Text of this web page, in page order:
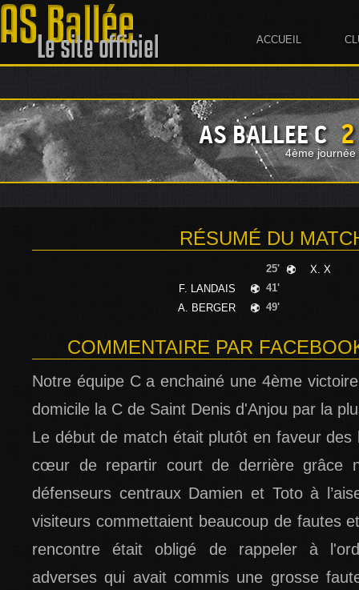
ACCUEIL
AS BALLEE C 2
4ème journée
RÉSUMÉ DU
25'
X. X
F. LANDAIS
41'
A. BERGER
49'
COMMENTAIRE PAR
Notre équipe C a enchainé une 4ème
domicile la C de Saint Denis d'Anjou par la
Le début de match était plutôt en faveur des
cœur de repartir court de derrière grâce
défenseurs centraux Damien et Toto à
visiteurs commettaient beaucoup de fautes
rencontre était obligé de rappeler à
adverses qui avait commis une grosse